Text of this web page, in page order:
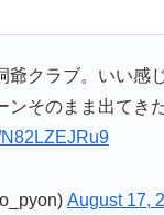
爺クラブ。いい感
ンそのまま出てき
August 17,